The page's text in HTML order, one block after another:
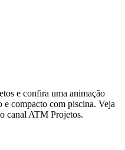
e confira uma animação
compacto com piscina. Veja
canal ATM Projetos.